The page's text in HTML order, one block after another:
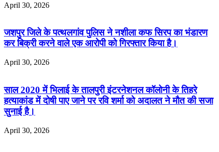
April 30, 2026
जशपुर जिले के पत्थलगांव पुलिस ने नशीला कफ सिरप का भंडारण
कर बिक्री करने वाले एक आरोपी को गिरफ्तार किया है।
April 30, 2026
साल 2020 में भिलाई के तालपुरी इंटरनेशनल कॉलोनी के तिहरे
हत्याकांड में दोषी पाए जाने पर रवि शर्मा को अदालत ने मौत की सजा
सुनाई है।
April 30, 2026